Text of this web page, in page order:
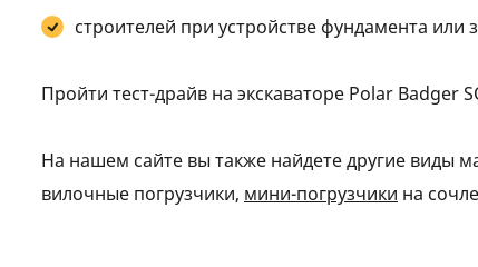
строителей при устройстве фундамента или
Пройти тест-драйв на экскаваторе Polar
На нашем сайте вы также найдете другие виды
вилочные погрузчики, мини-погрузчики на